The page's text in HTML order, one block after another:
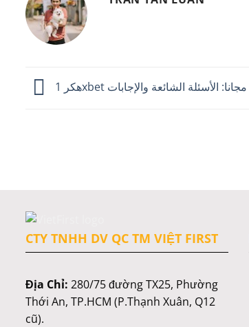
هكر 1xbet مجانا: الأسئلة الشائعة والإجابات
CTY TNHH DV QC TM VIỆT FIRST
Địa Chỉ: 280/75 đường TX25, Phường
Thới An, TP.HCM (P.Thạnh Xuân, Q12
cũ).